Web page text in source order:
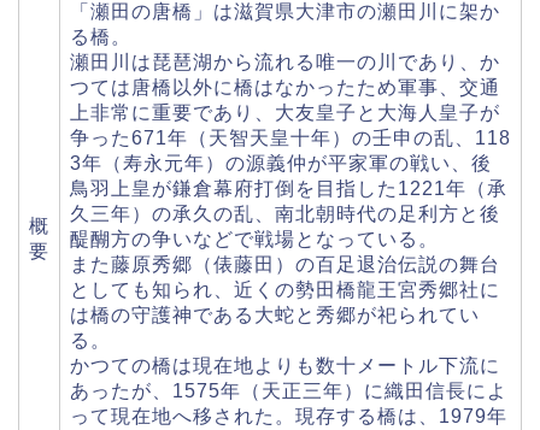
概
要
「瀬田の唐橋」は滋賀県大津市の瀬田川に架か
る橋。
瀬田川は琵琶湖から流れる唯一の川であり、か
つては唐橋以外に橋はなかったため軍事、交通
上非常に重要であり、大友皇子と大海人皇子が
争った671年（天智天皇十年）の壬申の乱、118
3年（寿永元年）の源義仲が平家軍の戦い、後
鳥羽上皇が鎌倉幕府打倒を目指した1221年（承
久三年）の承久の乱、南北朝時代の足利方と後
醍醐方の争いなどで戦場となっている。
また藤原秀郷（俵藤田）の百足退治伝説の舞台
としても知られ、近くの勢田橋龍王宮秀郷社に
は橋の守護神である大蛇と秀郷が祀られてい
る。
かつての橋は現在地よりも数十メートル下流に
あったが、1575年（天正三年）に織田信長によ
って現在地へ移された。現存する橋は、1979年